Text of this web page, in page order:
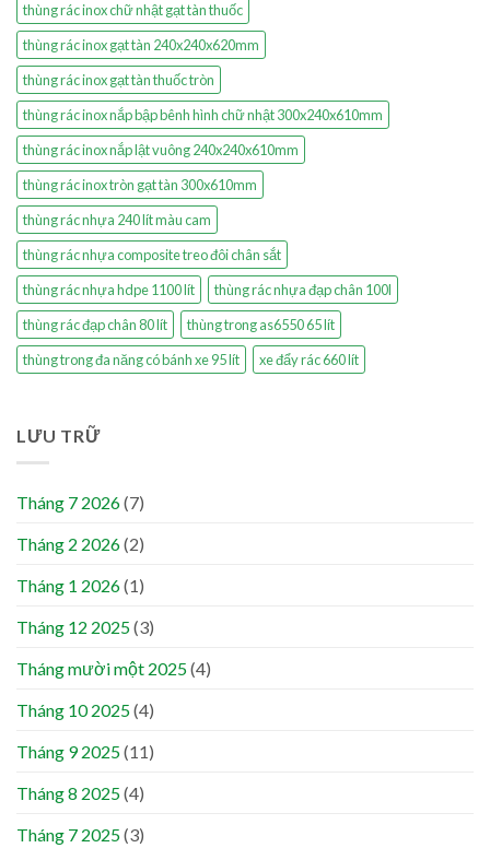
thùng rác inox chữ nhật gạt tàn thuốc
thùng rác inox gạt tàn 240x240x620mm
thùng rác inox gạt tàn thuốc tròn
thùng rác inox nắp bập bênh hình chữ nhật 300x240x610mm
thùng rác inox nắp lật vuông 240x240x610mm
thùng rác inox tròn gạt tàn 300x610mm
thùng rác nhựa 240 lít màu cam
thùng rác nhựa composite treo đôi chân sắt
thùng rác nhựa hdpe 1100 lít
thùng rác nhựa đạp chân 100l
thùng rác đạp chân 80 lít
thùng trong as6550 65 lít
thùng trong đa năng có bánh xe 95 lít
xe đẩy rác 660 lít
LƯU TRỮ
Tháng 7 2026(7)
Tháng 2 2026(2)
Tháng 1 2026(1)
Tháng 12 2025(3)
Tháng mười một 2025(4)
Tháng 10 2025(4)
Tháng 9 2025(11)
Tháng 8 2025(4)
Tháng 7 2025(3)